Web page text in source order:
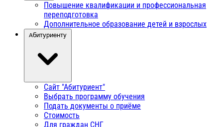
Повышение квалификации и профессиональная
переподготовка
Дополнительное образование детей и взрослых
Абитуриенту
Сайт "Абитуриент"
Выбрать программу обучения
Подать документы о приёме
Стоимость
Для граждан СНГ